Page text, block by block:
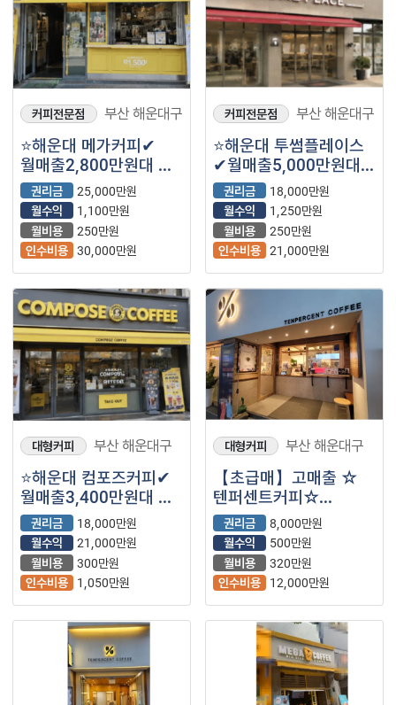
커피전문점 부산 해운대구
⭐해운대 메가커피✔
월매출2,800만원대 ✔
월수익790만원대
권리금
25,000만원
월수익
1,100만원
월비용
250만원
인수비용 30,000만원
커피전문점 부산 해운대구
⭐해운대 투썸플레이스
✔월매출5,000만원대
✔월수익1,250만원대
권리금
18,000만원
월수익
1,250만원
월비용
250만원
인수비용 21,000만원
대형커피 부산 해운대구
⭐해운대 컴포즈커피✔
월매출3,400만원대 ✔
월수익1,050만원대
권리금
18,000만원
월수익
21,000만원
월비용
300만원
인수비용
1,050만원
대형커피 부산 해운대구
【초급매】고매출 ☆
텐퍼센트커피☆
입니다.^^
권리금
8,000만원
월수익
500만원
월비용
320만원
인수비용
12,000만원